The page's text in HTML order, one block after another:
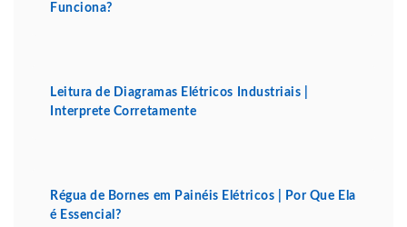
Funciona?
Leitura de Diagramas Elétricos Industriais |
Interprete Corretamente
Régua de Bornes em Painéis Elétricos | Por Que Ela
é Essencial?